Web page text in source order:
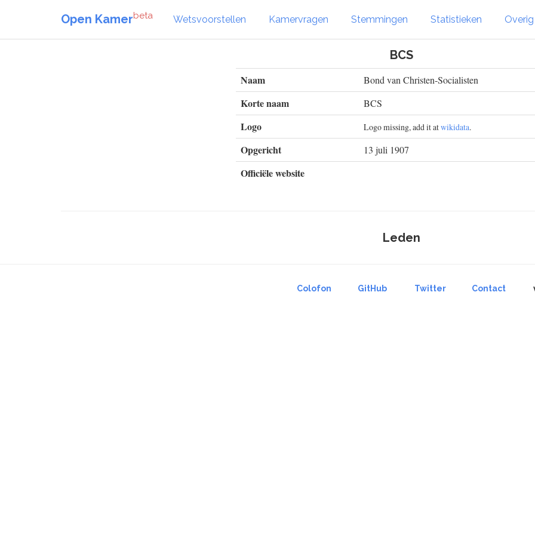
Open Kamerbeta Wetsvoorstellen Kamervragen Stemmingen Statistieken
BCS
Naam Bond van Christen-Socialisten
Korte naam BCS
Logo Logo missing, add it atwikidata.
Opgericht 13 juli 1907
Officiële website
Leden
Colofon GitHub Twitter Contact